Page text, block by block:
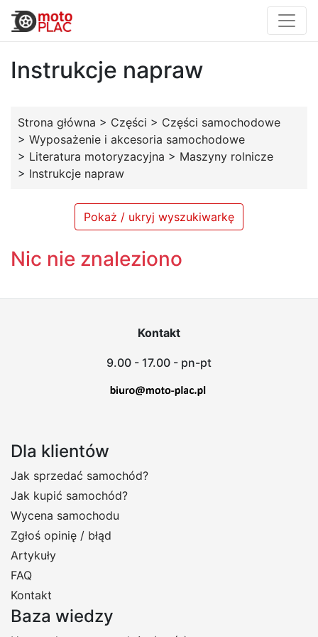
Instrukcje napraw
Strona główna > Części > Części samochodowe
> Wyposażenie i akcesoria samochodowe
> Literatura motoryzacyjna > Maszyny rolnicze
> Instrukcje napraw
Pokaż / ukryj wyszukiwarkę
Nic nie znaleziono
Kontakt
9.00 - 17.00 - pn-pt
Dla klientów
Jak sprzedać samochód?
Jak kupić samochód?
Wycena samochodu
Zgłoś opinię / błąd
Artykuły
FAQ
Kontakt
Baza wiedzy